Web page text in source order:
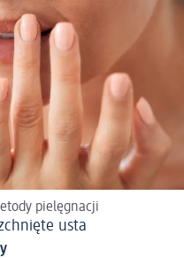
pielęgnacji
usta